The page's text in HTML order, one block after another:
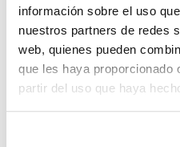
información sobre el uso
nuestros partners de redes
web, quienes pueden
que les haya proporcionado
partir del uso que haya
Conc.
1000 mg/l
CAS
[39148-
Referencia
CPAP253027
Envase
x1mL
Ver stock